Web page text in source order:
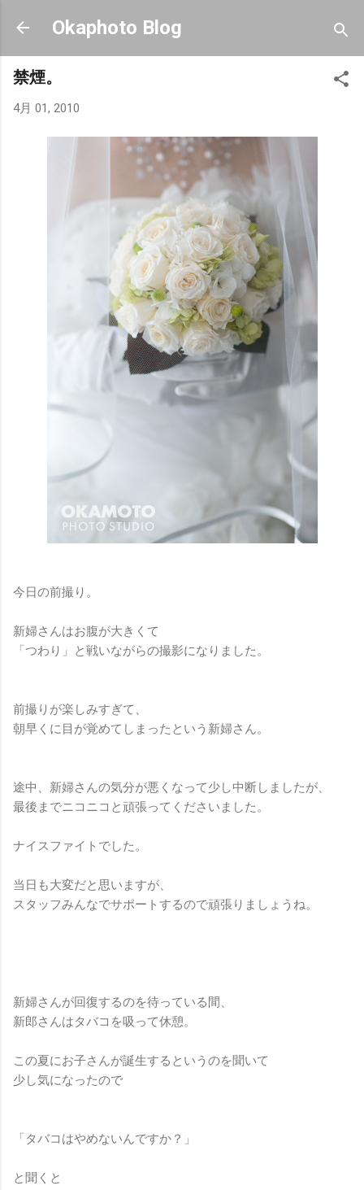
スキップしてメイン コンテンツに移動
Okaphoto Blog
禁煙。
4月 01, 2010
今日の前撮り。
新婦さんはお腹が大きくて
「つわり」と戦いながらの撮影になりました。
前撮りが楽しみすぎて、
朝早くに目が覚めてしまったという新婦さん。
途中、新婦さんの気分が悪くなって少し中断しましたが、
最後までニコニコと頑張ってくださいました。
ナイスファイトでした。
当日も大変だと思いますが、
スタッフみんなでサポートするので頑張りましょうね。
新婦さんが回復するのを待っている間、
新郎さんはタバコを吸って休憩。
この夏にお子さんが誕生するというのを聞いて
少し気になったので
「タバコはやめないんですか？」
と聞くと